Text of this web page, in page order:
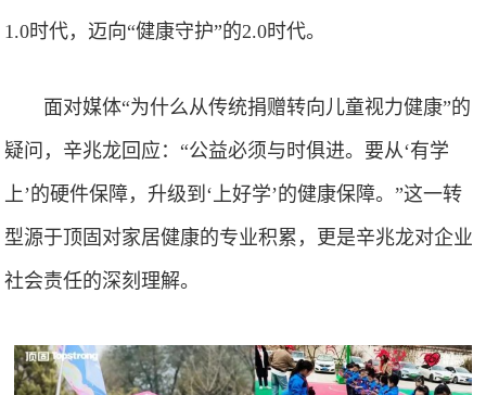
1.0时代，迈向“健康守护”的2.0时代。
面对媒体“为什么从传统捐赠转向儿童视力健康”的
疑问，辛兆龙回应：“公益必须与时俱进。要从‘有学
上’的硬件保障，升级到‘上好学’的健康保障。”这一转
型源于顶固对家居健康的专业积累，更是辛兆龙对企业
社会责任的深刻理解。